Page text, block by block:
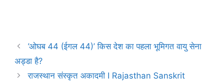
‘ओघब 44 (ईगल 44)’ किस देश का पहला भूमिगत वायु सेना
अड्डा है?
राजस्थान संस्कृत अकादमी I Rajasthan Sanskrit